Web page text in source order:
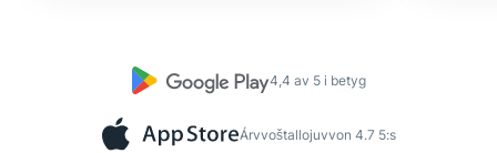
4,4 av 5 i betyg
Árvvoštallojuvvon 4.7 5:s